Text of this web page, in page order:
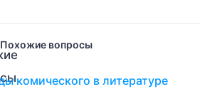
Похожие вопросы
комического в литературе